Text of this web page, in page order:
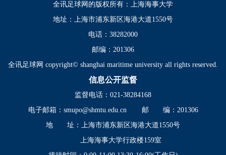
全讯足球网的版权所有：上海海事大学
地址：上海市浦东新区海港大道1550号
电话：38282000
邮编：201306
全讯足球网 copyright© shanghai maritime university all rights reserved.
信息公开监督
监督电话：021-38284168
电子邮箱： smupo@shmtu.edu.cn
邮 编：201306
地 址：上海市浦东新区海港大道1550号
上海海事大学行政楼159室